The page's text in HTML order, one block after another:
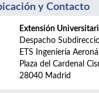
y Contacto
Extensión
Despacho
ETS Ingeniería
Plaza del Cardenal
28040 Madrid